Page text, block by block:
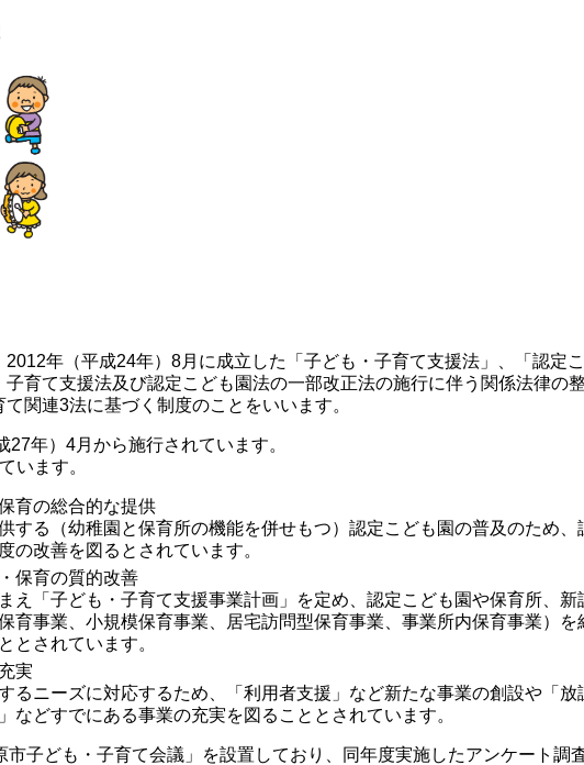
年（平成24年）8月に成立した「子ども・子育て支援法」、「認定
育て支援法及び認定こども園法の一部改正法の施行に伴う関係法律の
関連3法に基づく制度のことをいいます。
年）4月から施行されています。
います。
育の総合的な提供
する（幼稚園と保育所の機能を併せもつ）認定こども園の普及のため、
の改善を図るとされています。
保育の質的改善
え「子ども・子育て支援事業計画」を定め、認定こども園や保育所、新
育事業、小規模保育事業、居宅訪問型保育事業、事業所内保育事業）を
とされています。
実
るニーズに対応するため、「利用者支援」など新たな事業の創設や「放
などすでにある事業の充実を図ることとされています。
子ども・子育て会議」を設置しており、同年度実施したアンケート調